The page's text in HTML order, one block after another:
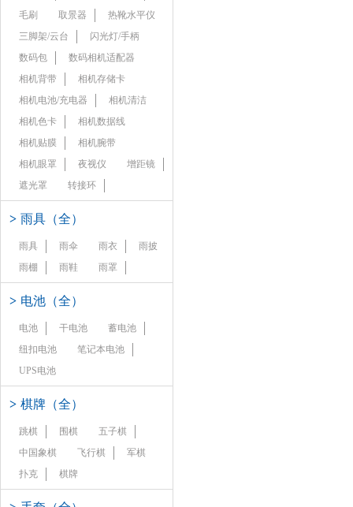
毛刷
取景器
热靴水平仪
三脚架/云台
闪光灯/手柄
数码包
数码相机适配器
相机背带
相机存储卡
相机电池/充电器
相机清洁
相机色卡
相机数据线
相机贴膜
相机腕带
相机眼罩
夜视仪
增距镜
遮光罩
转接环
> 雨具（全）
雨具 雨伞 雨衣
雨披
雨棚
雨鞋 雨罩
> 电池（全）
电池 干电池
蓄电池
纽扣电池
笔记本电池
UPS电池
> 棋牌（全）
跳棋 围棋
五子棋
中国象棋
飞行棋
军棋
扑克
棋牌